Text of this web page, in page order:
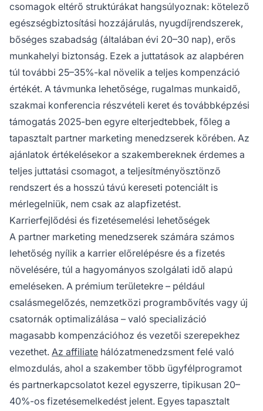
csomagok eltérő struktúrákat hangsúlyoznak: kötelező
egészségbiztosítási hozzájárulás, nyugdíjrendszerek,
bőséges szabadság (általában évi 20–30 nap), erős
munkahelyi biztonság. Ezek a juttatások az alapbéren
túl további 25–35%-kal növelik a teljes kompenzáció
értékét. A távmunka lehetősége, rugalmas munkaidő,
szakmai konferencia részvételi keret és továbbképzési
támogatás 2025-ben egyre elterjedtebbek, főleg a
tapasztalt partner marketing menedzserek körében. Az
ajánlatok értékelésekor a szakembereknek érdemes a
teljes juttatási csomagot, a teljesítményösztönző
rendszert és a hosszú távú kereseti potenciált is
mérlegelniük, nem csak az alapfizetést.
Karrierfejlődési és fizetésemelési lehetőségek
A partner marketing menedzserek számára számos
lehetőség nyílik a karrier előrelépésre és a fizetés
növelésére, túl a hagyományos szolgálati idő alapú
emeléseken. A prémium területekre – például
csalásmegelőzés, nemzetközi programbővítés vagy új
csatornák optimalizálása – való specializáció
magasabb kompenzációhoz és vezetői szerepekhez
vezethet. Az affiliate hálózatmenedzsment felé való
elmozdulás, ahol a szakember több ügyfélprogramot
és partnerkapcsolatot kezel egyszerre, tipikusan 20–
40%-os fizetésemelkedést jelent. Egyes tapasztalt